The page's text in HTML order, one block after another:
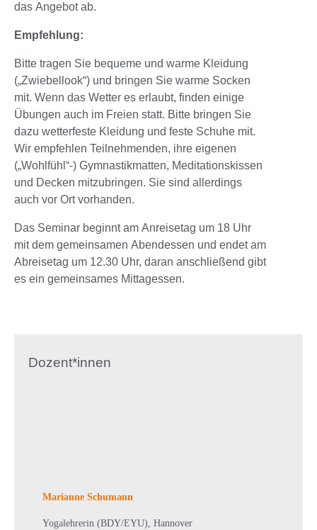
das Angebot ab.
Empfehlung:
Bitte tragen Sie bequeme und warme Kleidung
(„Zwiebellook“) und bringen Sie warme Socken
mit. Wenn das Wetter es erlaubt, finden einige
Übungen auch im Freien statt. Bitte bringen Sie
dazu wetterfeste Kleidung und feste Schuhe mit.
Wir empfehlen Teilnehmenden, ihre eigenen
(„Wohlfühl“-) Gymnastikmatten, Meditationskissen
und Decken mitzubringen. Sie sind allerdings
auch vor Ort vorhanden.
Das Seminar beginnt am Anreisetag um 18 Uhr
mit dem gemeinsamen Abendessen und endet am
Abreisetag um 12.30 Uhr, daran anschließend gibt
es ein gemeinsames Mittagessen.
Dozent*innen
Marianne Schumann
Yogalehrerin (BDY/EYU), Hannover